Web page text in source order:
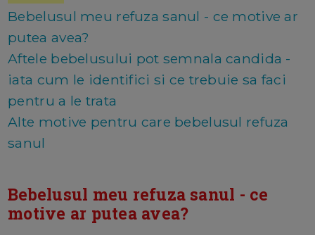
Bebelusul meu refuza sanul - ce motive ar
putea avea?
Aftele bebelusului pot semnala candida -
iata cum le identifici si ce trebuie sa faci
pentru a le trata
Alte motive pentru care bebelusul refuza
sanul
Bebelusul meu refuza sanul - ce
motive ar putea avea?